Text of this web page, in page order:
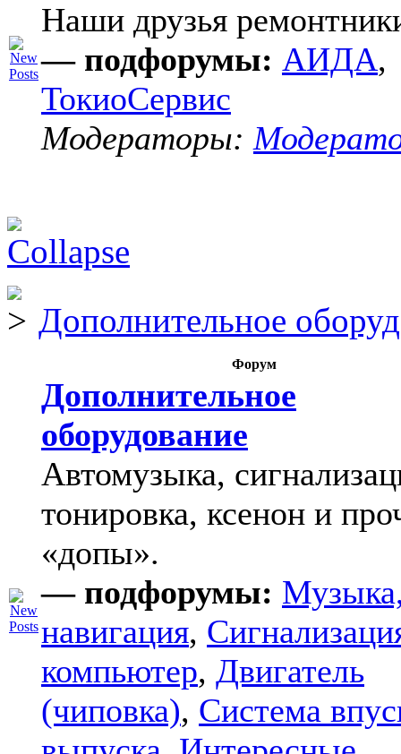
Наши друзья
— подфорумы: АИДА,
ТокиоСервис
Модераторы:
Дополнительное
Форум
Дополнительное
оборудование
Автомузыка,
тонировка, ксенон и
«допы».
— подфорумы:
навигация,
компьютер, Двигатель
(чиповка), Система